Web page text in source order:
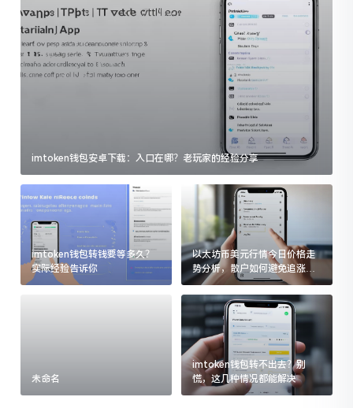
imtoken钱包安卓下载：入口在哪？老玩家的经验分享
imtoken钱包转钱要等多久？
实际经验告诉你
以太坊币美元行情今日价格走
势分析，散户如何避免追涨杀
跌被套牢
未命名
imtoken钱包转不出去？别
慌，这几种情况都能解决